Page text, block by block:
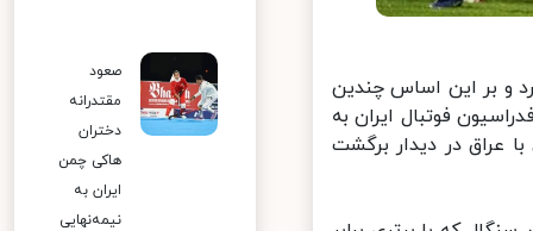
و بر این اساس چندین
فوتبال ایران به
عراق در دیدار برگشت
صعود
مقتدرانه
دختران
هاکی چمن
ایران به
نیمه‌نهایی